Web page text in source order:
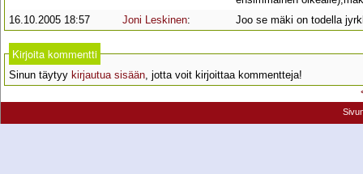
16.10.2005 18:57
Joni Leskinen: Joo se mäki on todella
Kirjoita kommentti
Sinun täytyy kirjautua sisään, jotta voit kirjoittaa kommentteja!